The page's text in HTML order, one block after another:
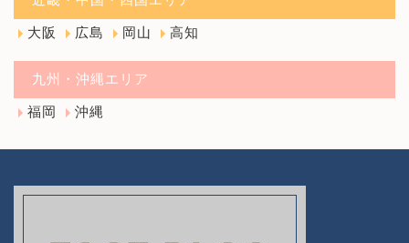
大阪 広島 岡山 高知
九州・沖縄エリア
福岡 沖縄